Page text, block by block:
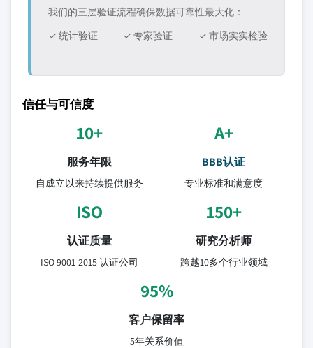
我们的三层验证流程确保数据可靠性最大化：
✓ 统计验证
✓ 专家验证 ✓ 市场实实检验
信任与可信度
10+
服务年限
自成立以来持续提供服务
A+
BBB认证
专业标准和满意度
ISO
认证质量
ISO 9001-2015 认证公司
150+
研究分析师
跨越10多个行业领域
95%
客户保留率
5年关系价值